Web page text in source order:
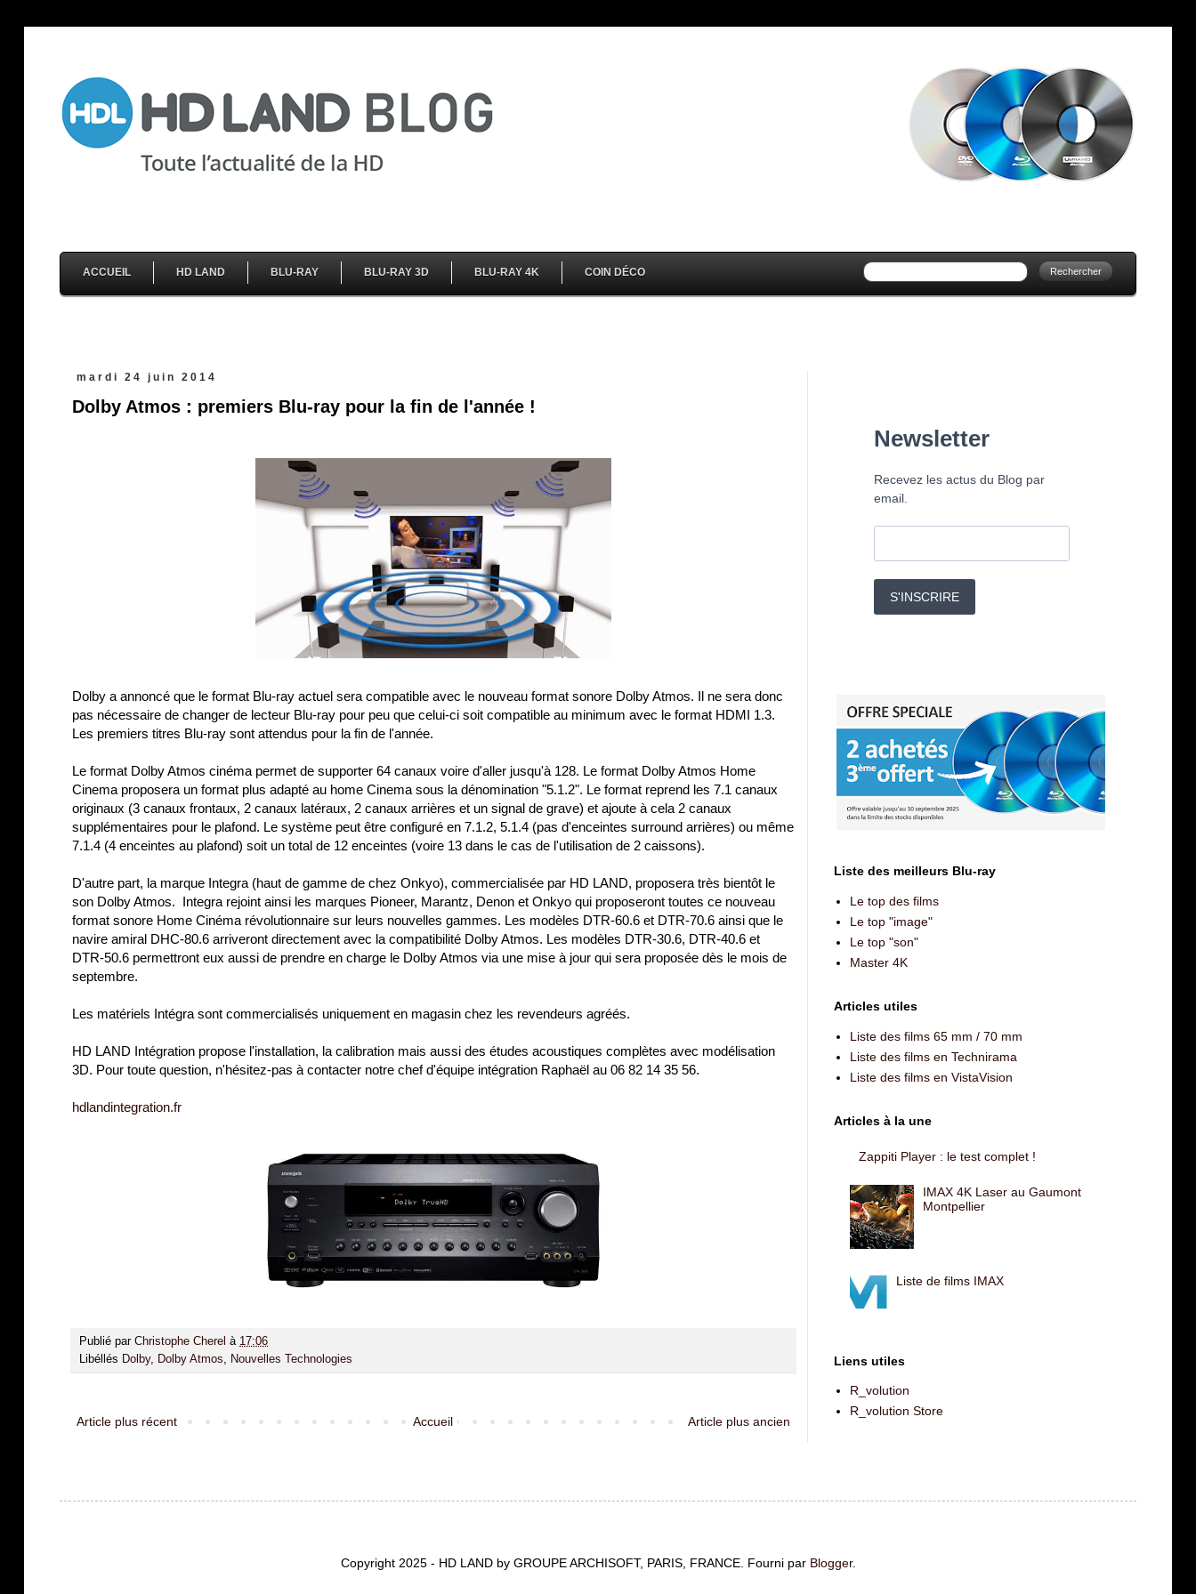
ACCUEIL HD LAND BLU-RAY BLU-RAY 3D BLU-RAY 4K COIN DÉCO
mardi 24 juin 2014
Dolby Atmos : premiers Blu-ray pour la fin de l'année !
Dolby a annoncé que le format Blu-ray actuel sera compatible avec le nouveau format sonore Dolby Atmos. Il ne sera donc
pas nécessaire de changer de lecteur Blu-ray pour peu que celui-ci soit compatible au minimum avec le format HDMI 1.3.
Les premiers titres Blu-ray sont attendus pour la fin de l'année.
Le format Dolby Atmos cinéma permet de supporter 64 canaux voire d'aller jusqu'à 128. Le format Dolby Atmos Home
Cinema proposera un format plus adapté au home Cinema sous la dénomination "5.1.2". Le format reprend les 7.1 canaux
originaux (3 canaux frontaux, 2 canaux latéraux, 2 canaux arrières et un signal de grave) et ajoute à cela 2 canaux
supplémentaires pour le plafond. Le système peut être configuré en 7.1.2, 5.1.4 (pas d'enceintes surround arrières) ou même
7.1.4 (4 enceintes au plafond) soit un total de 12 enceintes (voire 13 dans le cas de l'utilisation de 2 caissons).
D'autre part, la marque Integra (haut de gamme de chez Onkyo), commercialisée par HD LAND, proposera très bientôt le
son Dolby Atmos. Integra rejoint ainsi les marques Pioneer, Marantz, Denon et Onkyo qui proposeront toutes ce nouveau
format sonore Home Cinéma révolutionnaire sur leurs nouvelles gammes. Les modèles DTR-60.6 et DTR-70.6 ainsi que le
navire amiral DHC-80.6 arriveront directement avec la compatibilité Dolby Atmos. Les modèles DTR-30.6, DTR-40.6 et
DTR-50.6 permettront eux aussi de prendre en charge le Dolby Atmos via une mise à jour qui sera proposée dès le mois de
septembre.
Les matériels Intégra sont commercialisés uniquement en magasin chez les revendeurs agréés.
HD LAND Intégration propose l'installation, la calibration mais aussi des études acoustiques complètes avec modélisation
3D. Pour toute question, n'hésitez-pas à contacter notre chef d'équipe intégration Raphaël au 06 82 14 35 56.
hdlandintegration.fr
Publié par Christophe Cherel à 17:06
Libéllés Dolby, Dolby Atmos, Nouvelles Technologies
Article plus récent Article plus ancien
Accueil
Newsletter
Recevez les actus du Blog par
email.
S'INSCRIRE
Liste des meilleurs Blu-ray
Le top des films
Le top "image"
Le top "son"
Master 4K
Articles utiles
Liste des films 65 mm / 70 mm
Liste des films en Technirama
Liste des films en VistaVision
Articles à la une
Zappiti Player : le test complet !
IMAX 4K Laser au Gaumont
Montpellier
Liste de films IMAX
Liens utiles
R_volution
R_volution Store
Copyright 2025 - HD LAND by GROUPE ARCHISOFT, PARIS, FRANCE. Fourni par Blogger.